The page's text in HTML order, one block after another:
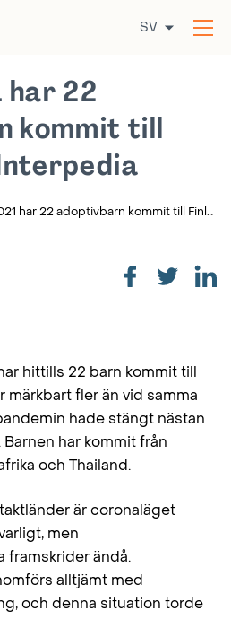
SV
22 adoptivbarn kommit till Finland via Interpedia
har 22
kommit till
hittills 22 barn kommit till
märkbart fler än vid samma
hade stängt nästan
har kommit från
och Thailand.
är coronaläget
men
framskrider ändå.
alltjämt med
och denna situation torde